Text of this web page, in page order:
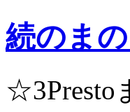
続のまの
☆3Presto